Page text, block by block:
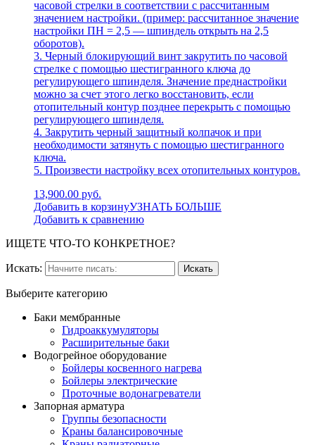
часовой стрелки в соответствии с рассчитанным
значением настройки. (пример: рассчитанное значение
настройки ПН = 2,5 — шпиндель открыть на 2,5
оборотов).
3. Черный блокирующий винт закрутить по часовой
стрелке с помощью шестигранного ключа до
регулирующего шпинделя. Значение преднастройки
можно за счет этого легко восстановить, если
отопительный контур позднее перекрыть с помощью
регулирующего шпинделя.
4. Закрутить черный защитный колпачок и при
необходимости затянуть с помощью шестигранного
ключа.
5. Произвести настройку всех отопительных контуров.
13,900.00 руб.
Добавить в корзинуУЗНАТЬ БОЛЬШЕ
Добавить к сравнению
ИЩЕТЕ ЧТО-ТО КОНКРЕТНОЕ?
Искать:
Выберите категорию
Баки мембранные
Гидроаккумуляторы
Расширительные баки
Водогрейное оборудование
Бойлеры косвенного нагрева
Бойлеры электрические
Проточные водонагреватели
Запорная арматура
Группы безопасности
Краны балансировочные